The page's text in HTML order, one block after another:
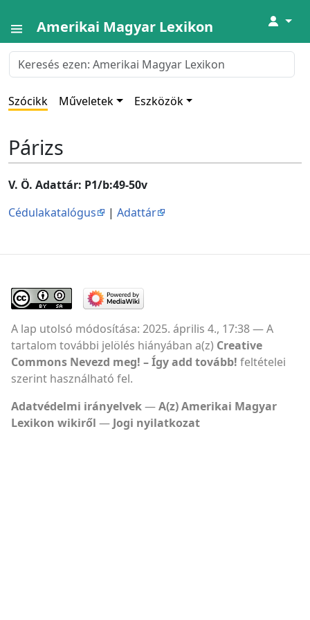
Amerikai Magyar Lexikon ↓
Szócikk Műveletek Eszközök
Párizs
V. Ö. Adattár: P1/b:49-50v
Cédulakatalógus
| Adattár
A lap utolsó módosítása: 2025. április 4., 17:38
A
tartalom további jelölés hiányában a(z) Creative
Commons Nevezd meg! – Így add tovább! feltételei
szerint használható fel.
Adatvédelmi irányelvek
A(z) Amerikai Magyar
Lexikon wikiről
Jogi nyilatkozat